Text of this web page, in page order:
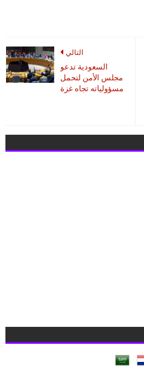
التالي
السعودية تدعو
مجلس الأمن لتحمل
مسؤولياته تجاه غزة